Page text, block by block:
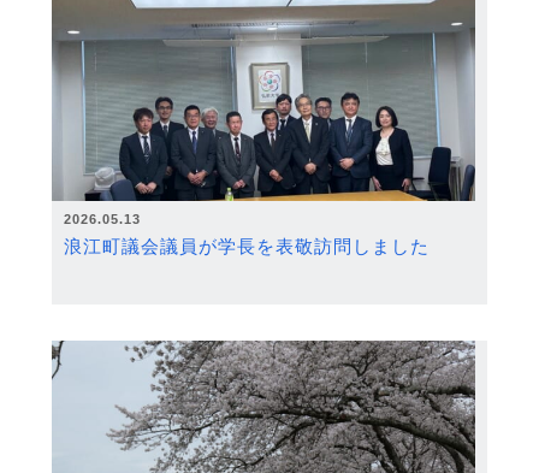
2026.05.13
浪江町議会議員が学長を表敬訪問しました